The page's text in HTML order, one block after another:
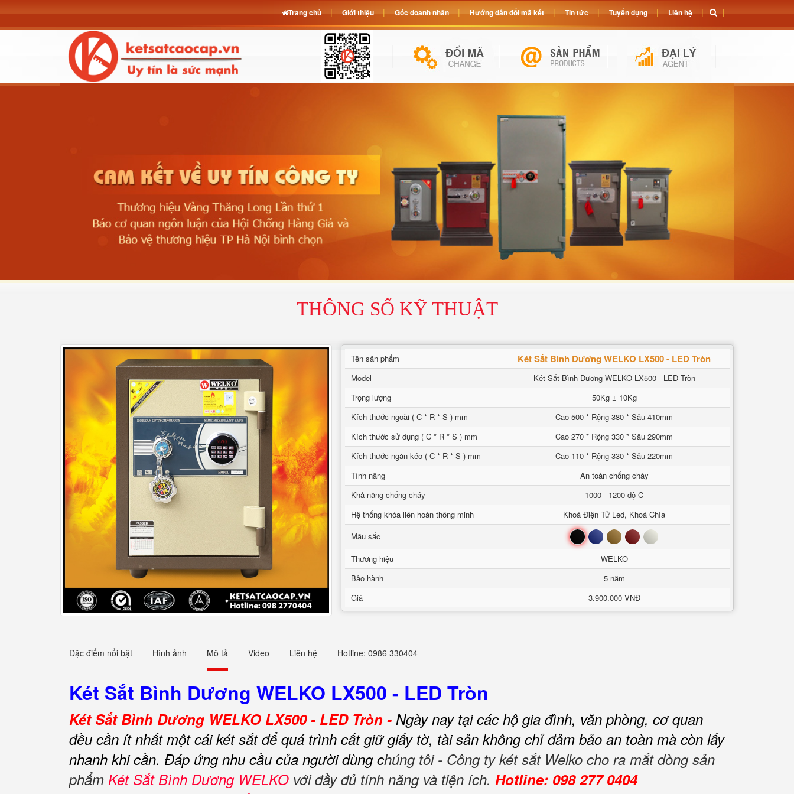
THÔNG SỐ KỸ THUẬT
Tên sản phẩm Két Sắt Bình Dương WELKO LX500 - LED Tròn
Model
Két Sắt Bình Dương WELKO LX500 - LED Tròn
Trọng lượng
50Kg ± 10Kg
Kích thước ngoài ( C * R * S ) mm
Cao 500 * Rộng 380 * Sâu 410mm
Kích thước sử dụng ( C * R * S ) mm
Cao 270 * Rộng 330 * Sâu 290mm
Kích thước ngăn kéo ( C * R * S ) mm
Cao 110 * Rộng 330 * Sâu 220mm
Tính năng
An toàn chống cháy
Khả năng chống cháy
1000 - 1200 độ C
Hệ thống khóa liên hoàn thông minh
Khoá Điện Tử Led, Khoá Chìa
Mầu sắc
Đen Xanh Nâu Đỏ Trắng
Thương hiệu
WELKO
Bảo hành
5 năm
Giá
3.900.000 VNĐ
Đặc điểm nổi bật Hình ảnh Mô tả Video Liên hệ Hotline: 0986 330404
Két Sắt Bình Dương WELKO LX500 - LED Tròn
Két Sắt Bình Dương WELKO LX500 - LED Tròn - Ngày nay tại các hộ gia đình, văn phòng, cơ quan
đều cần ít nhất một cái két sắt để quá trình cất giữ giấy tờ, tài sản không chỉ đảm bảo an toàn mà còn lấy
nhanh khi cần. Đáp ứng nhu cầu của người dùng chúng tôi - Công ty két sắt Welko cho ra mắt dòng sản
phẩm Két Sắt Bình Dương WELKO với đầy đủ tính năng và tiện ích. Hotline: 098 277 0404
Trang chủ Giới thiệu Góc doanh nhân Hướng dẫn đổi mã két Tin tức Tuyển dụng Liên hệ